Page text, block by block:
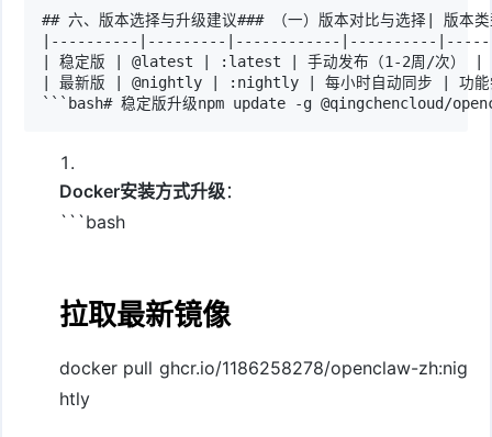
## 六、版本选择与升级建议### （一）版本对比与选择| 版
|----------|---------|------------|----------
| 稳定版 | @latest | :latest | 手动发布（1-2周/次） |
| 最新版 | @nightly | :nightly | 每小时自动同步 | 功能
```bash# 稳定版升级npm update -g @qingchencloud/
Docker安装方式升级：
```bash
拉取最新镜像
docker pull ghcr.io/1186258278/openclaw-zh:nig
htly